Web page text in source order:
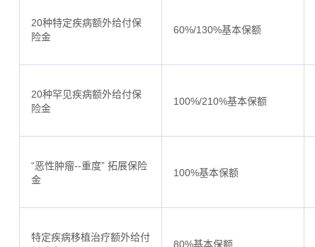
20种特定疾病额外给付保
险金
60%/130%基本保额
20种罕见疾病额外给付保
险金
100%/210%基本保额
“恶性肿瘤--重度” 拓展保险
金
100%基本保额
特定疾病移植治疗额外给付
80%基本保额